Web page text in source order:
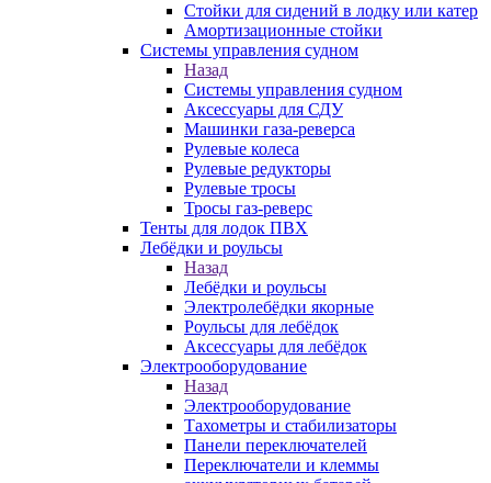
Стойки для сидений в лодку или катер
Амортизационные стойки
Системы управления судном
Назад
Системы управления судном
Аксессуары для СДУ
Машинки газа-реверса
Рулевые колеса
Рулевые редукторы
Рулевые тросы
Тросы газ-реверс
Тенты для лодок ПВХ
Лебёдки и роульсы
Назад
Лебёдки и роульсы
Электролебёдки якорные
Роульсы для лебёдок
Аксессуары для лебёдок
Электрооборудование
Назад
Электрооборудование
Тахометры и стабилизаторы
Панели переключателей
Переключатели и клеммы